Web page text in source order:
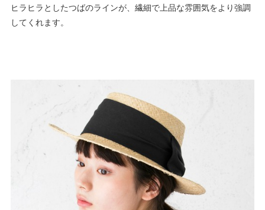
ヒラヒラとしたつばのラインが、繊細で上品な雰囲気をより強調
してくれます。